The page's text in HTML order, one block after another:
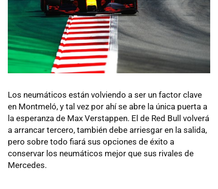
Los neumáticos están volviendo a ser un factor clave
en Montmeló, y tal vez por ahí se abre la única puerta a
la esperanza de Max Verstappen. El de Red Bull volverá
a arrancar tercero, también debe arriesgar en la salida,
pero sobre todo fiará sus opciones de éxito a
conservar los neumáticos mejor que sus rivales de
Mercedes.